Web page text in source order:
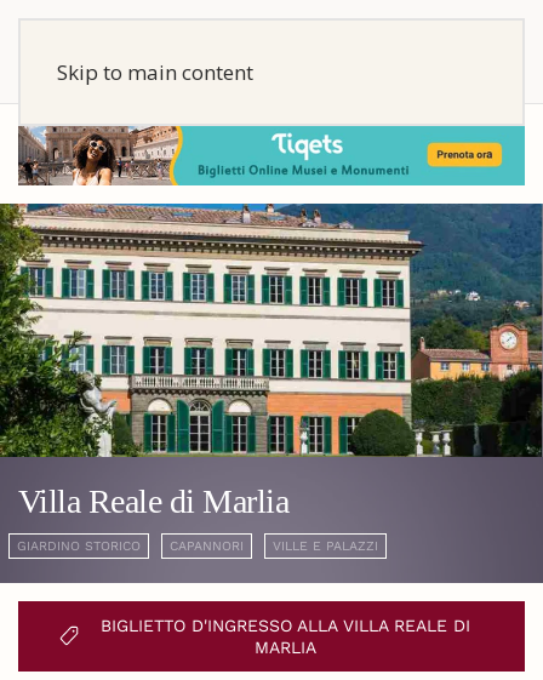
Skip to main content
Villa Reale di Marlia
GIARDINO STORICO CAPANNORI VILLE E PALAZZI
BIGLIETTO D'INGRESSO ALLA VILLA REALE DI
MARLIA